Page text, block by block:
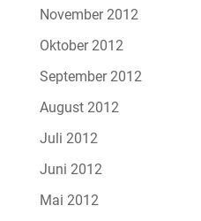
November 2012
Oktober 2012
September 2012
August 2012
Juli 2012
Juni 2012
Mai 2012